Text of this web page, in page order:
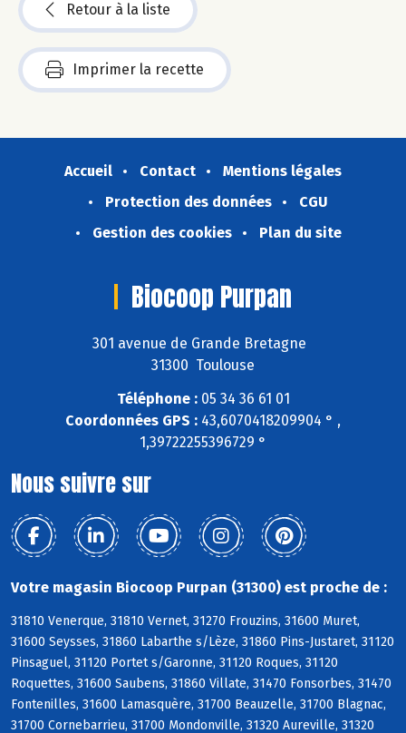
Retour à la liste
Imprimer la recette
Accueil Contact
Mentions légales
Protection des données
CGU
Gestion des cookies
Plan du site
Biocoop Purpan
301 avenue de Grande Bretagne
31300 Toulouse
Téléphone :05 34 36 61 01
Coordonnées GPS : 43,6070418209904 ° ,
1,39722255396729 °
Nous suivre sur
Votre magasin Biocoop Purpan (31300) est proche de :
31810 Venerque, 31810 Vernet, 31270 Frouzins, 31600 Muret,
31600 Seysses, 31860 Labarthe s/Lèze, 31860 Pins-Justaret, 31120
Pinsaguel, 31120 Portet s/Garonne, 31120 Roques, 31120
Roquettes, 31600 Saubens, 31860 Villate, 31470 Fonsorbes, 31470
Fontenilles, 31600 Lamasquère, 31700 Beauzelle, 31700 Blagnac,
31700 Cornebarrieu, 31700 Mondonville, 31320 Aureville, 31320